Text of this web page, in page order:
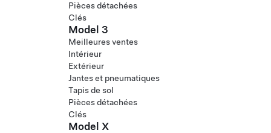
Pièces détachées
Clés
Model 3
Meilleures ventes
Intérieur
Extérieur
Jantes et pneumatiques
Tapis de sol
Pièces détachées
Clés
Model X